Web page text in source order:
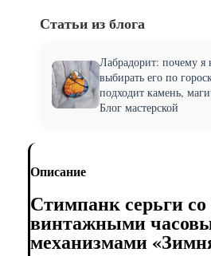
Статьи из блога
Лабрадорит: почему я
выбирать его по
подходит камень,
Блог мастерской
Описание
Стимпанк серьги
винтажными
механизмами